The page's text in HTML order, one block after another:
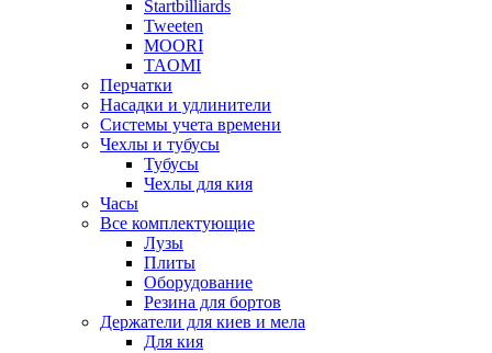
Startbilliards
Tweeten
MOORI
TAOMI
Перчатки
Насадки и удлинители
Системы учета времени
Чехлы и тубусы
Тубусы
Чехлы для кия
Часы
Все комплектующие
Лузы
Плиты
Оборудование
Резина для бортов
Держатели для киев и мела
Для кия